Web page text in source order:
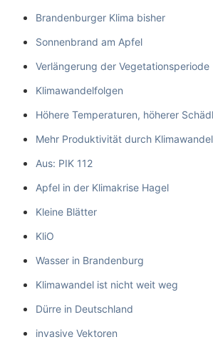
Brandenburger Klima bisher
Sonnenbrand am Apfel
Verlängerung der Vegetationsperiode
Klimawandelfolgen
Höhere Temperaturen, höherer
Mehr Produktivität durch
Aus: PIK 112
Apfel in der Klimakrise Hagel
Kleine Blätter
KliO
Wasser in Brandenburg
Klimawandel ist nicht weit weg
Dürre in Deutschland
invasive Vektoren